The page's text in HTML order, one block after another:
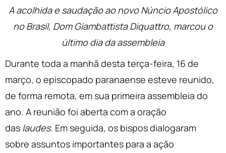
A acolhida e saudação ao novo Núncio Apostólico
no Brasil, Dom GiambattistaDiquattro, marcou o
último dia da assembleia
Durante toda a manhã desta terça-feira, 16 de
março, o episcopado paranaense esteve reunido,
de forma remota, em sua primeira assembleia do
ano. A reunião foi aberta com a oração
das laudes. Em seguida, os bispos dialogaram
sobre assuntos importantes para a ação